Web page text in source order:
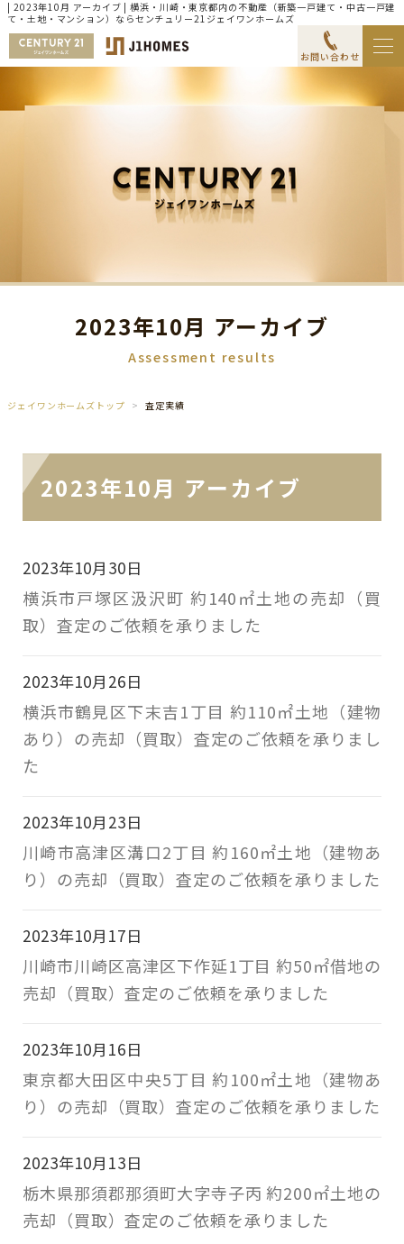
| 2023年10月 アーカイブ | 横浜・川崎・東京都内の不動産（新築一戸建て・中古一戸建
て・土地・マンション）ならセンチュリー21ジェイワンホームズ
お問い合わせ
2023年10月 アーカイブ
Assessment results
ジェイワンホームズトップ 査定実績
2023年10月 アーカイブ
2023年10月30日
横浜市戸塚区汲沢町 約140㎡土地の売却（買
取）査定のご依頼を承りました
2023年10月26日
横浜市鶴見区下末吉1丁目 約110㎡土地（建物
あり）の売却（買取）査定のご依頼を承りまし
た
2023年10月23日
川崎市高津区溝口2丁目 約160㎡土地（建物あ
り）の売却（買取）査定のご依頼を承りました
2023年10月17日
川崎市川崎区高津区下作延1丁目 約50㎡借地の
売却（買取）査定のご依頼を承りました
2023年10月16日
東京都大田区中央5丁目 約100㎡土地（建物あ
り）の売却（買取）査定のご依頼を承りました
2023年10月13日
栃木県那須郡那須町大字寺子丙 約200㎡土地の
売却（買取）査定のご依頼を承りました